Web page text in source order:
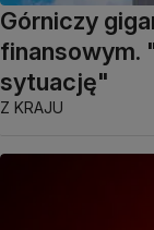
Górniczy
finansowym.
sytuację"
Z KRAJU